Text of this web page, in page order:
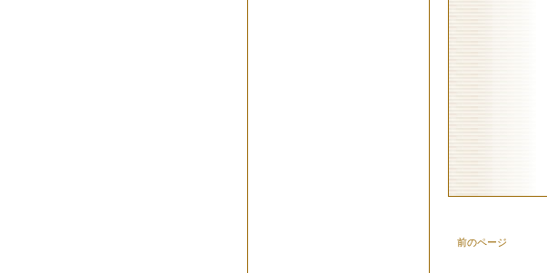
前のページ